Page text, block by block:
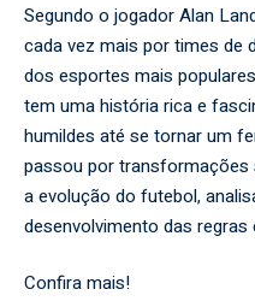
Segundo o jogador Alan
cada vez mais por times de
dos esportes mais
tem uma história rica e
humildes até se tornar um
passou por transformações
a evolução do futebol,
desenvolvimento das
Confira mais!